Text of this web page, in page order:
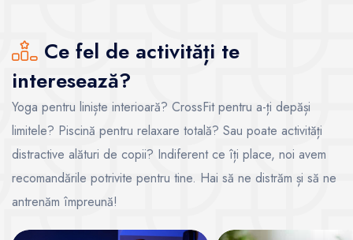
Ce fel de activități te
interesează?
Yoga pentru liniște interioară? CrossFit pentru a-ți depăși
limitele? Piscină pentru relaxare totală? Sau poate activități
distractive alături de copii? Indiferent ce îți place, noi avem
recomandările potrivite pentru tine. Hai să ne distrăm și să ne
antrenăm împreună!